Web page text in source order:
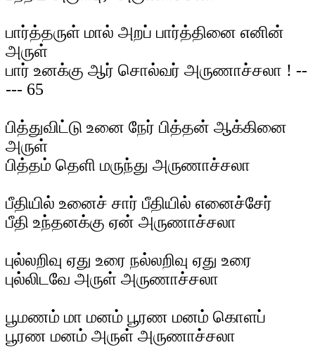
பார்த்தருள் மால் அறப் பார்த்தினை எனின்
அருள்
பார் உனக்கு ஆர் சொல்வர் அருணாச்சலா ! --
--- 65
பித்துவிட்டு உனை நேர் பித்தன் ஆக்கினை
அருள்
பித்தம் தெளி மருந்து அருணாச்சலா
பீதியில் உனைச் சார் பீதியில் எனைச்சேர்
பீதி உந்தனக்கு ஏன் அருணாச்சலா
புல்லறிவு ஏது உரை நல்லறிவு ஏது உரை
புல்லிடவே அருள் அருணாச்சலா
பூமணம் மா மனம் பூரண மனம் கொளப்
பூரண மனம் அருள் அருணாச்சலா